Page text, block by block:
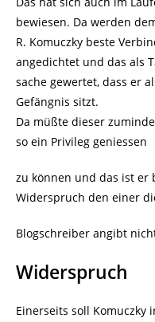
bewiesen. Da werden
R. Komuczky beste
angedichtet und das als
sache gewertet, dass er
Gefängnis sitzt.
Da müßte dieser
so ein Privileg geniessen
zu können und das ist
Widerspruch den einer
Blogschreiber angibt
Widerspruch
Einerseits soll Komuczky